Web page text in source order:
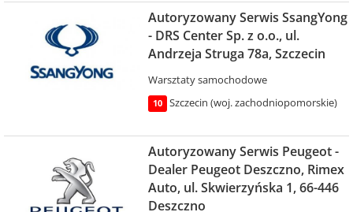
Autoryzowany Serwis SsangYong
- DRS Center Sp. z o.o., ul.
Andrzeja Struga 78a, Szczecin
Warsztaty samochodowe
10 Szczecin (woj. zachodniopomorskie)
Autoryzowany Serwis Peugeot -
Dealer Peugeot Deszczno, Rimex
Auto, ul. Skwierzyńska 1, 66-446
Deszczno